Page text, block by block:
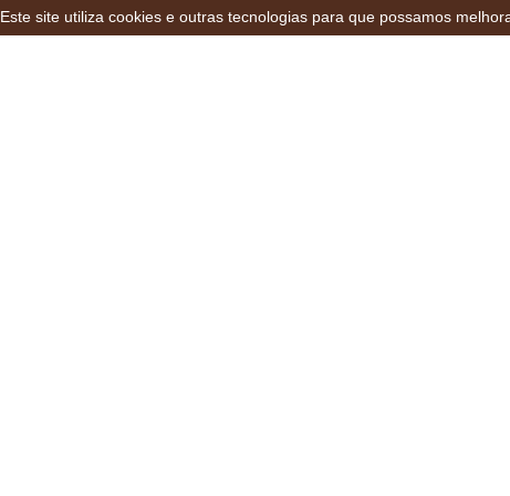
Este site utiliza cookies e outras tecnologias para que possamos